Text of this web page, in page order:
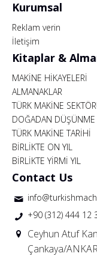
Kurumsal
Reklam verin
İletişim
Kitaplar &
MAKİNE HİKAYELERİ
ALMANAKLAR
TÜRK MAKİNE
DOĞADAN DÜŞÜNME
TÜRK MAKİNE TARİHİ
BİRLİKTE ON YIL
BİRLİKTE YİRMİ YIL
Contact Us
+90 (312) 444 12
Ceyhun Atuf
Çankaya/